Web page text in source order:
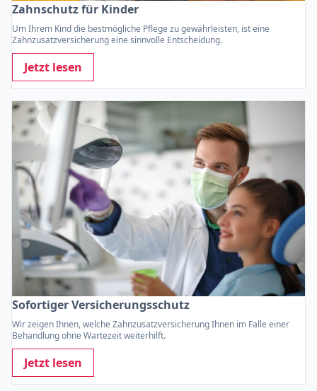
Zahnschutz für Kinder
Um Ihrem Kind die bestmögliche Pflege zu gewährleisten, ist eine
Zahnzusatzversicherung eine sinnvolle Entscheidung.
Jetzt lesen
Sofortiger Versicherungsschutz
Wir zeigen Ihnen, welche Zahnzusatzversicherung Ihnen im Falle einer
Behandlung ohne Wartezeit weiterhilft.
Jetzt lesen